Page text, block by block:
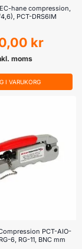
hane compression,
PCT-DRS6IM
kr
moms
I VARUKORG
PCT-AIO-
6, RG-11, BNC mm